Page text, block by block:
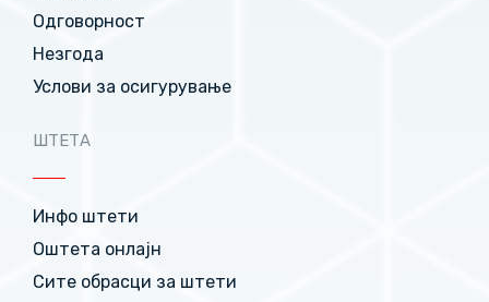
Одговорност
Незгода
Услови за осигурување
ШТЕТА
Инфо штети
Оштета онлајн
Сите обрасци за штети